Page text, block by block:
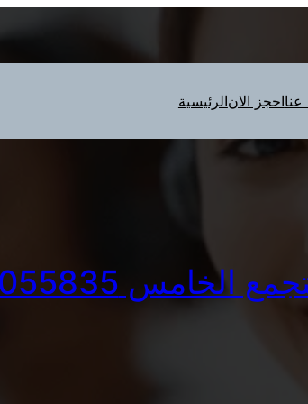
الرئيسيةاحجز الانعنا
01093055835